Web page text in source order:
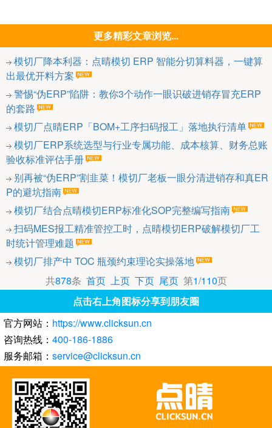
更多精彩文章浏览...
模切厂降本利器：点晴模切 ERP 智能分切算料器，一键算
出最优开料方案
警惕“伪ERP”陷阱：教你3个动作一眼识破进销存冒充ERP
的套路
模切厂点晴ERP「BOM+工序扫码报工」落地执行清单
模切厂ERP系统选型与行业专属功能、成本核算、财务总账
验收标准评估手册
别再被“伪ERP”割韭菜！模切厂老板一眼分清进销存和真ER
P的避坑指南
模切厂结合点晴模切ERP标准化SOP完整编写指南
扫码MES报工精准管控工时，点晴模切ERP破解模切厂工
时统计管理难题
模切厂排产中 TOC 瓶颈约束理论实操落地
共878条 首页 上页 下页 尾页第1/110页
点击右上角图标分享到朋友圈
官方网站： https://www.clicksun.cn
咨询热线： 400-186-1886
服务邮箱： service@clicksun.cn